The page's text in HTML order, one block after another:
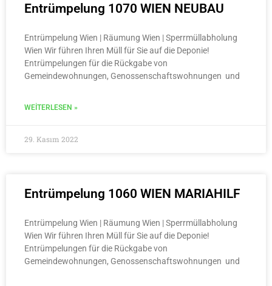
Entrümpelung 1070 WIEN NEUBAU
Entrümpelung Wien | Räumung Wien | Sperrmüllabholung
Wien Wir führen Ihren Müll für Sie auf die Deponie!
Entrümpelungen für die Rückgabe von
Gemeindewohnungen, Genossenschaftswohnungen und
WEITERLESEN »
29. Kasım 2022
Entrümpelung 1060 WIEN MARIAHILF
Entrümpelung Wien | Räumung Wien | Sperrmüllabholung
Wien Wir führen Ihren Müll für Sie auf die Deponie!
Entrümpelungen für die Rückgabe von
Gemeindewohnungen, Genossenschaftswohnungen und